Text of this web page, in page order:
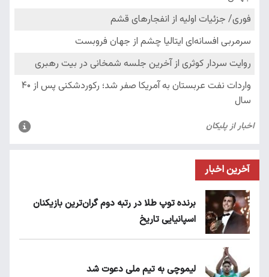
آخرین اخبار
برنده توپ طلا در رتبه دوم گران‌ترین بازیکنان
اسپانیایی تاریخ
لیموچی به تیم ملی دعوت شد